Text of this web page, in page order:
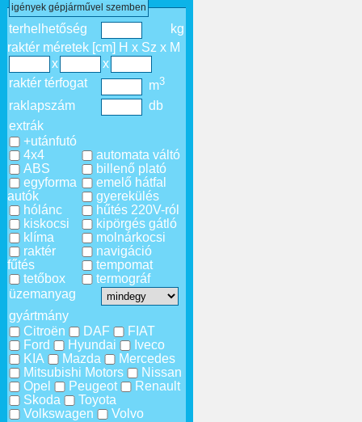
igények gépjárművel szemben
terhelhetőség
kg
raktér méretek [cm] H x Sz x M
x
x
raktér térfogat
m3
raklapszám
db
extrák
+utánfutó
4x4
ABS
egyforma
autók
hólánc
kiskocsi
klíma
raktér
fűtés
tetőbox
automata váltó
billenő plató
emelő hátfal
gyerekülés
hűtés 220V-ról
kipörgés gátló
molnárkocsi
navigáció
tempomat
termográf
üzemanyag
gyártmány
Citroën
DAF
FIAT
Ford
Hyundai
Iveco
KIA
Mazda
Mercedes
Mitsubishi Motors
Nissan
Opel
Peugeot
Renault
Skoda
Toyota
Volkswagen
Volvo